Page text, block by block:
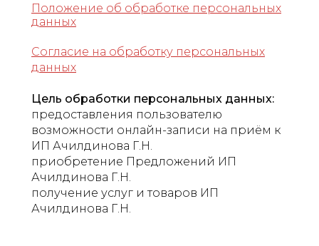
Положение об обработке персональных
данных
Согласие на обработку персональных
данных
Цель обработки персональных данных:
предоставления пользователю
возможности онлайн-записи на приём к
ИП Ачилдинова Г.Н.
приобретение Предложений ИП
Ачилдинова Г.Н.
получение услуг и товаров ИП
Ачилдинова Г.Н.